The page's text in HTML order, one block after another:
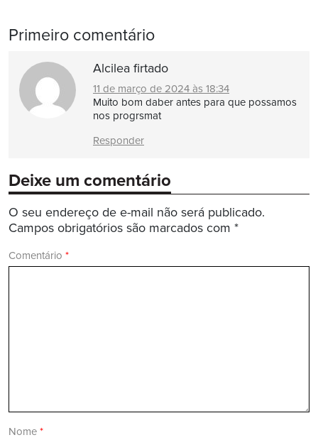
Primeiro comentário
Alcilea firtado
11 de março de 2024 às 18:34
Muito bom daber antes para que possamos
nos progrsmat
Responder
Deixe um comentário
O seu endereço de e-mail não será publicado.
Campos obrigatórios são marcados com *
Comentário *
Nome *